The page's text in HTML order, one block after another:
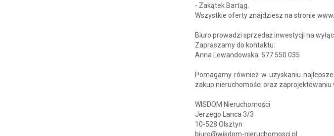
- Zakątek Bartąg.
Wszystkie oferty znajdziesz na stronie
Biuro prowadzi sprzedaż inwestycji na
Zapraszamy do kontaktu:
Anna Lewandowska: 577 550 035
Pomagamy również w uzyskaniu
zakup nieruchomości oraz zaprojektowaniu
WISDOM Nieruchomości
Jerzego Lanca 3/3
10-528 Olsztyn
biuro@wisdom-nieruchomosci.pl